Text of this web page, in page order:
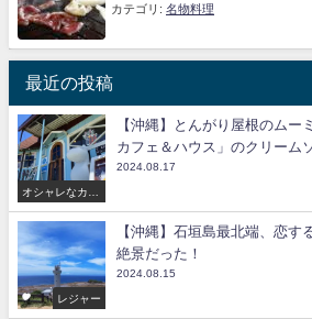
カテゴリ: 名物料理
最近の投稿
オシャレなカフ
【沖縄】とんがり屋根のムー
カフェ＆ハウス」のクリーム
2024.08.17
レジャー
【沖縄】石垣島最北端、恋す
絶景だった！
2024.08.15